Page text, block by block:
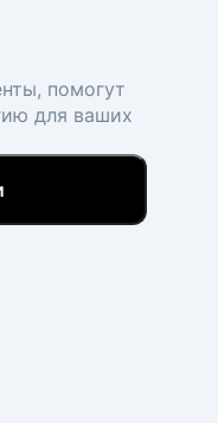
помогут
для ваших